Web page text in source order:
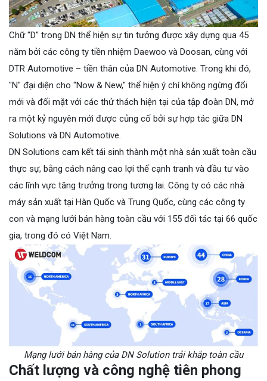
Chữ "D" trong DN thể hiện sự tin tưởng được xây dựng qua 45
năm bởi các công ty tiền nhiệm Daewoo và Doosan, cùng với
DTR Automotive – tiền thân của DN Automotive. Trong khi đó,
"N" đại diện cho "Now & New," thể hiện ý chí không ngừng đổi
mới và đối mặt với các thử thách hiện tại của tập đoàn DN, mở
ra một kỷ nguyên mới được củng cố bởi sự hợp tác giữa DN
Solutions và DN Automotive.
DN Solutions cam kết tái sinh thành một nhà sản xuất toàn cầu
thực sự, bằng cách nâng cao lợi thế cạnh tranh và đầu tư vào
các lĩnh vực tăng trưởng trong tương lai. Công ty có các nhà
máy sản xuất tại Hàn Quốc và Trung Quốc, cùng các công ty
con và mạng lưới bán hàng toàn cầu với 155 đối tác tại 66 quốc
gia, trong đó có Việt Nam.
Mạng lưới bán hàng của DN Solution trải khắp toàn cầu
Chất lượng và công nghệ tiên phong